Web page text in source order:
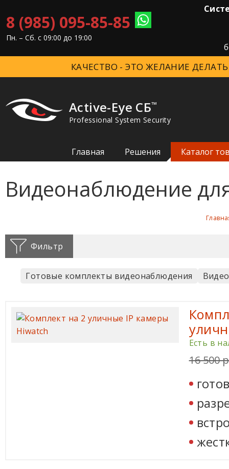
8 (985) 095-85-85
Пн. – Cб. с 09:00 до 19:00
КАЧЕСТВО - ЭТО ЖЕЛАНИЕ
Active-Eye СБ™
Professional System Security
Главная Решения Каталог
Видеонаблюдение
Фильтр
Готовые комплекты видеонаблюдения
Есть в
16 500